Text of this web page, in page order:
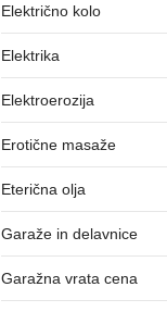
Električno kolo
Elektrika
Elektroerozija
Erotične masaže
Eterična olja
Garaže in delavnice
Garažna vrata cena